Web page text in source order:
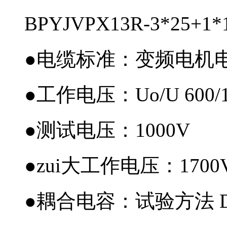
BPYJVPX13R-
●电缆标准：变频电机
●工作电压：Uo/U
●测试电压：1000V
●zui大工作电压：
●耦合电容：试验方